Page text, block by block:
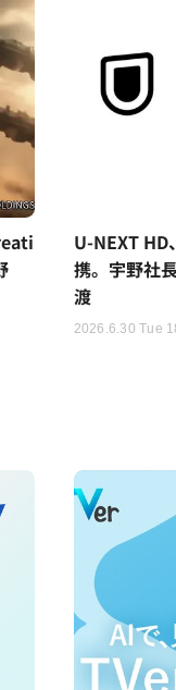
U-NEXT HD
携。宇野社
渡
2026.6.30 Tue